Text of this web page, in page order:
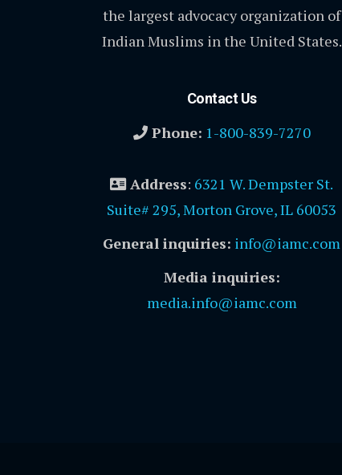
the largest advocacy organization of
Indian Muslims in the United States.
Contact Us
Phone: 1-800-839-7270
Address: 6321 W. Dempster St.
Suite# 295, Morton Grove, IL 60053
General inquiries: info@iamc.com
Media inquiries:
media.info@iamc.com